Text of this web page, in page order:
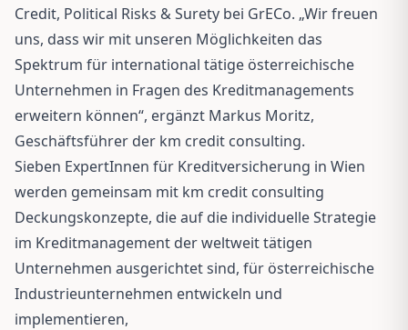
Credit, Political Risks & Surety bei GrECo. „Wir freuen
uns, dass wir mit unseren Möglichkeiten das
Spektrum für international tätige österreichische
Unternehmen in Fragen des Kreditmanagements
erweitern können“, ergänzt Markus Moritz,
Geschäftsführer der km credit consulting.
Sieben ExpertInnen für Kreditversicherung in Wien
werden gemeinsam mit km credit consulting
Deckungskonzepte, die auf die individuelle Strategie
im Kreditmanagement der weltweit tätigen
Unternehmen ausgerichtet sind, für österreichische
Industrieunternehmen entwickeln und
implementieren,